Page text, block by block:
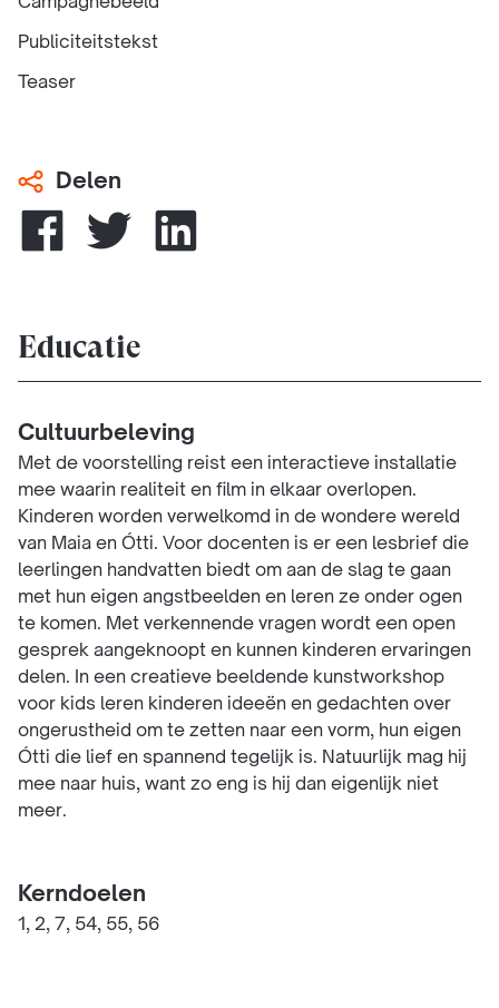
Publiciteitstekst
Teaser
Delen
Educatie
Cultuurbeleving
Met de voorstelling reist een interactieve installatie
mee waarin realiteit en film in elkaar overlopen.
Kinderen worden verwelkomd in de wondere wereld
van Maia en Ótti. Voor docenten is er een lesbrief die
leerlingen handvatten biedt om aan de slag te gaan
met hun eigen angstbeelden en leren ze onder ogen
te komen. Met verkennende vragen wordt een open
gesprek aangeknoopt en kunnen kinderen ervaringen
delen. In een creatieve beeldende kunstworkshop
voor kids leren kinderen ideeën en gedachten over
ongerustheid om te zetten naar een vorm, hun eigen
Ótti die lief en spannend tegelijk is. Natuurlijk mag hij
mee naar huis, want zo eng is hij dan eigenlijk niet
meer.
Kerndoelen
1, 2, 7, 54, 55, 56